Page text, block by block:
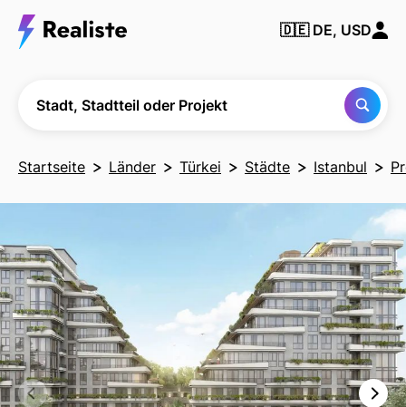
Finden Sie
jede Stadt,
🇩🇪 DE, USD
Stadt, Stadtteil oder Projekt
Startseite Länder Türkei Städte Istanbul